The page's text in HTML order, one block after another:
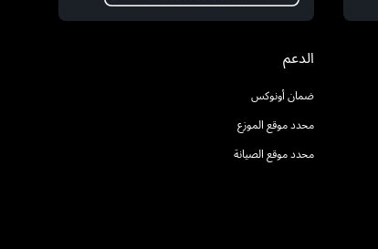
الدعم
ضمان أونوكس
محدد موقع الموزع
محدد موقع الصيانة